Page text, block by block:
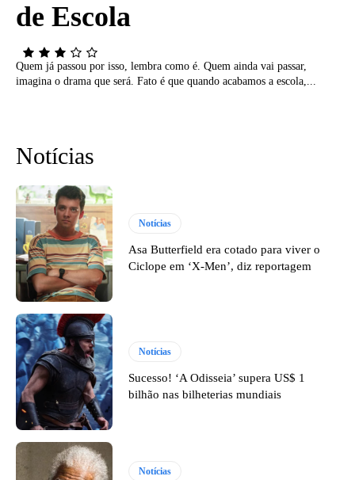
de Escola
Quem já passou por isso, lembra como é. Quem ainda vai passar,
imagina o drama que será. Fato é que quando acabamos a escola,...
Notícias
Notícias
Asa Butterfield era cotado para viver o
Ciclope em ‘X-Men’, diz reportagem
Notícias
Sucesso! ‘A Odisseia’ supera US$ 1
bilhão nas bilheterias mundiais
Notícias